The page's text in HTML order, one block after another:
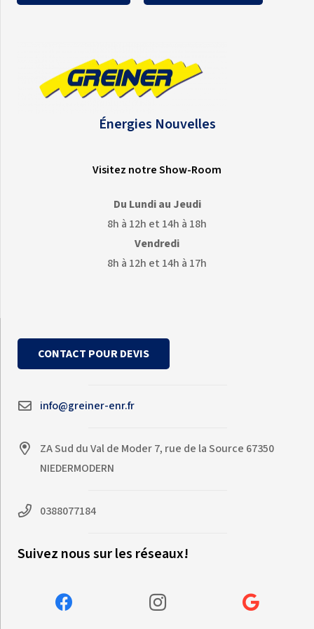
Énergies Nouvelles
Visitez notre Show-Room
Du Lundi au Jeudi
8h à 12h et 14h à 18h
Vendredi
8h à 12h et 14h à 17h
CONTACT POUR DEVIS
info@greiner-enr.fr
ZA Sud du Val de Moder 7, rue de la Source 67350
NIEDERMODERN
0388077184
Suivez nous sur les réseaux!